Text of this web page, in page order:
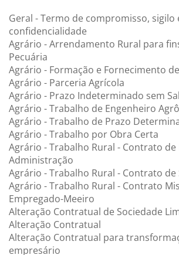
Geral - Termo de compromisso, sigilo
confidencialidade
Agrário - Arrendamento Rural para
Pecuária
Agrário - Formação e Fornecimento
Agrário - Parceria Agrícola
Agrário - Prazo Indeterminado sem
Agrário - Trabalho de Engenheiro
Agrário - Trabalho de Prazo
Agrário - Trabalho por Obra Certa
Agrário - Trabalho Rural - Contrato
Administração
Agrário - Trabalho Rural - Contrato de
Agrário - Trabalho Rural - Contrato
Empregado-Meeiro
Alteração Contratual de Sociedade
Alteração Contratual
Alteração Contratual para
empresário